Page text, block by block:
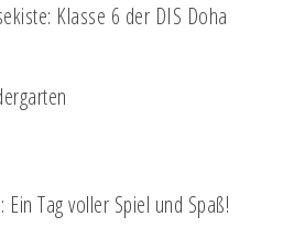
Klasse 6 der DIS Doha
Ein Tag voller Spiel und Spaß!